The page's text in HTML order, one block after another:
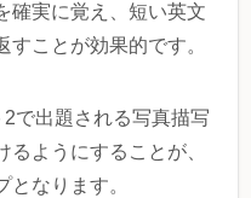
確実に覚え、短い英文
ことが効果的です。
で出題される写真描写
ようにすることが、
なります。